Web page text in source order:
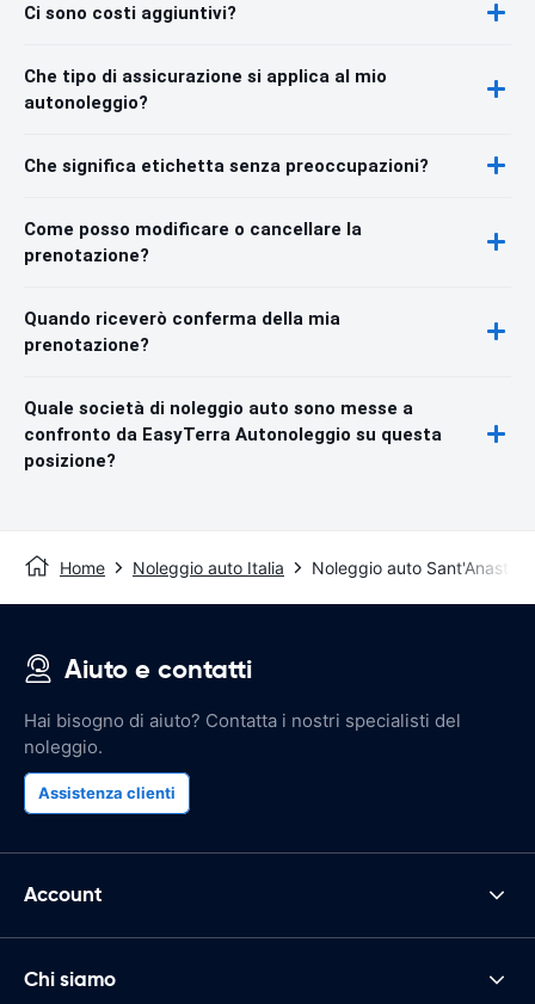
Ci sono costi aggiuntivi?
Che tipo di assicurazione si applica al mio
autonoleggio?
Che significa etichetta senza preoccupazioni?
Come posso modificare o cancellare la
prenotazione?
Quando riceverò conferma della mia
prenotazione?
Quale società di noleggio auto sono messe a
confronto da EasyTerra Autonoleggio su questa
posizione?
Home Noleggio auto Italia Noleggio auto
Aiuto e contatti
Hai bisogno di aiuto? Contatta i nostri specialisti del
noleggio.
Assistenza clienti
Account
Chi siamo